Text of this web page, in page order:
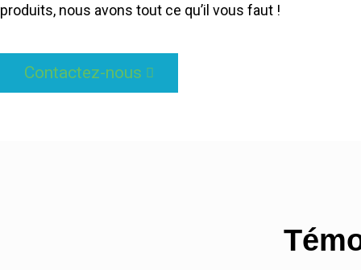
produits, nous avons tout ce qu’il vous faut !
Contactez-nous